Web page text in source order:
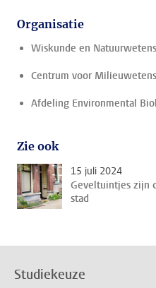
Organisatie
Wiskunde en
Centrum voor
Afdeling Environmental
Zie ook
15 juli 2024
Geveltuintjes zijn
stad
Studiekeuze